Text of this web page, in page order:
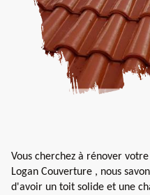
Vous cherchez à rénover
Logan Couverture , nous
d'avoir un toit solide et une